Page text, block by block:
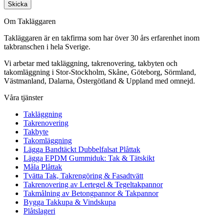
Skicka
Om Takläggaren
Takläggaren är en takfirma som har över 30 års erfarenhet inom
takbranschen i hela Sverige.
Vi arbetar med takläggning, takrenovering, takbyten och
takomläggning i Stor-Stockholm, Skåne, Göteborg, Sörmland,
Västmanland, Dalarna, Östergötland & Uppland med omnejd.
Våra tjänster
Takläggning
Takrenovering
Takbyte
Takomläggning
Lägga Bandtäckt Dubbelfalsat Plåttak
Lägga EPDM Gummiduk: Tak & Tätskikt
Måla Plåttak
Tvätta Tak, Takrengöring & Fasadtvätt
Takrenovering av Lertegel & Tegeltakpannor
Takmålning av Betongpannor & Takpannor
Bygga Takkupa & Vindskupa
Plåtslageri